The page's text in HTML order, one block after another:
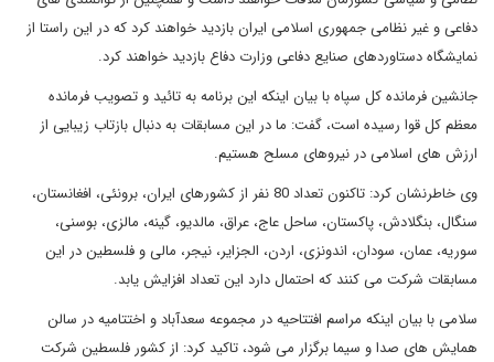
دفاعی و غیر نظامی جمهوری اسلامی ایران بازدید خواهند کرد که در این راستا از
نمایشگاه دستاوردهای صنایع دفاعی وزارت دفاع بازدید خواهند کرد.
جانشین فرمانده کل سپاه با بیان اینکه این برنامه به تائید و تصویب فرمانده
معظم کل قوا رسیده است، گفت: ما در این مسابقات به دنبال بازتاب زیبایی از
ارزش های اسلامی در نیروهای مسلح هستیم.
وی خاطرنشان کرد: تاکنون تعداد 80 نفر از کشورهای ایران، برونئی، افغانستان،
سنگال، بنگلادش، پاکستان، ساحل عاج، عراق، مالدیو، گینه، مالزی، بوسنی،
سوریه، عمان، سودان، اندونزی، اردن، الجزایر، نیجر، مالی و فلسطین در این
مسابقات شرکت می کنند که احتمال دارد این تعداد افزایش یابد.
سلامی با بیان اینکه مراسم افتتاحیه در مجموعه سعدآباد و اختتامیه در سالن
همایش های صدا و سیما برگزار می شود، تاکید کرد: از کشور فلسطین شرکت